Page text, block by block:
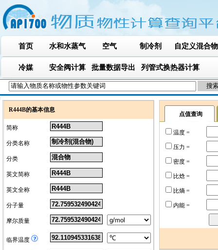
首页 水和水蒸气 空气 制冷剂 自定义混合物
冷媒 安全阀计算 批量数据导出 列管式换热器计算
R444B的基本信息
简称
分类名称
分类
英文简称
英文全称
分子量
摩尔质量
临界温度
点值查询
温度 =
压力 =
密度 =
比焓 =
比熵 =
内能 =